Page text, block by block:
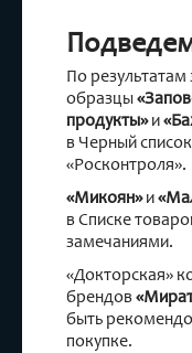
По результатам
образцы
продукты»и
в Черный список
«Росконтроля».
«Микоян»и
в Списке
замечаниями.
«Докторская»
брендов
быть
покупке.